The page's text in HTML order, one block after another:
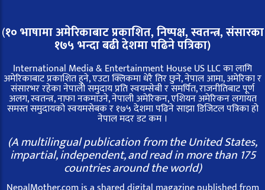
(१० भाषामा अमेरिकाबाट प्रकाशित, निष्पक्ष, स्वतन्त्र,संसारका
१७५ भन्दा बढी देशमा पढिने पत्रिका)
International Media & Entertainment House US LLC का लागि
अमेरिकाबाट प्रकाशित हुने, एउटा क्लिकमा धेरै तिर छुने, नेपाल आमा, अमेरिका र
संसारभर रहेका नेपाली समुदाय प्रति स्वयम्सेबी र समर्पित, राजनीतिबाट पूर्ण
अलग, स्वतन्त्र, नाफा नकमाउने, नेपाली अमेरिकन, एशियन अमेरिकन लगायत
समस्त समुदायको स्वयमसेबक र १७५ देशमा पढिने साझा डिजिटल पत्रिका हो
नेपाल मदर डट कम ।
(A multilingual publication from the United States,
impartial, independent, and read in more than 175
countries around the world)